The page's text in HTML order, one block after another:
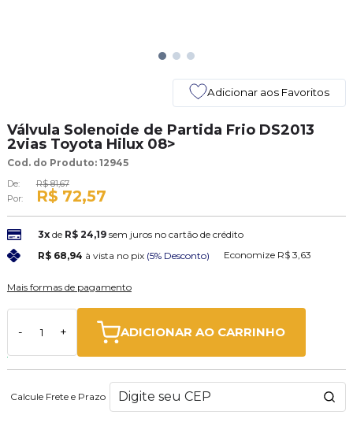
Adicionar aos Favoritos
Válvula Solenoide de Partida Frio DS2013
2vias Toyota Hilux 08>
Cod. do Produto: 12945
De:
R$ 81,67
Por:
R$ 72,57
3xde R$ 24,19 sem juros no cartão de crédito
R$ 68,94 à vista no pix (5% Desconto) Economize R$ 3,63
Mais formas de pagamento
- + ADICIONAR AO CARRINHO
Calcule Frete e Prazo